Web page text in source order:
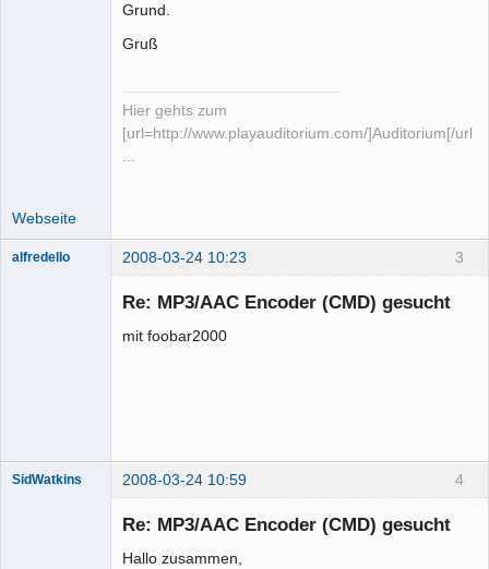
Grund.
Gruß
Hier gehts zum
[url=http://www.playauditorium.com/]Auditorium[/url]
...
Webseite
3
alfredello 2008-03-24 10:23
Re: MP3/AAC Encoder (CMD) gesucht
mit foobar2000
4
SidWatkins 2008-03-24 10:59
Re: MP3/AAC Encoder (CMD) gesucht
Hallo zusammen,